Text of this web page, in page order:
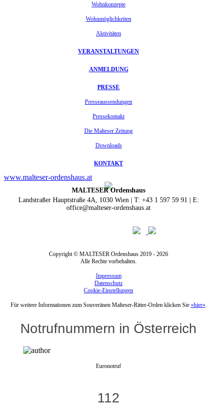
Wohnkonzepte
Wohnmöglichkeiten
Aktivitäten
VERANSTALTUNGEN
ANMELDUNG
PRESSE
Presseaussendungen
Pressekontakt
Die Malteser Zeitung
Downloads
KONTAKT
www.malteser-ordenshaus.at
MALTESER Ordenshaus
Landstraßer Hauptstraße 4A, 1030 Wien | T: +43 1 597 59 91 | E:
office@malteser-ordenshaus.at
Copyright © MALTESER Ordenshaus 2019 - 2026
Alle Rechte vorbehalten.
Impressum
Datenschutz
Cookie-Einstellungen
Für weitere Informationen zum Souveränen Malteser-Ritter-Orden klicken Sie »hier«.
Notrufnummern in Österreich
Euronotruf
112